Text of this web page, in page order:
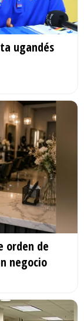
ugandés
orden de
negocio